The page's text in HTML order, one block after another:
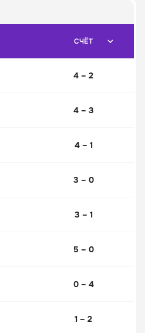
СЧЁТ
4 – 2
4 – 3
4 – 1
3 – 0
3 – 1
5 – 0
0 – 4
1 – 2